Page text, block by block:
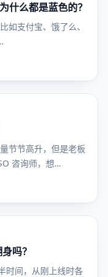
什么都是蓝色的？
如支付宝、饿了么、
节节高升，但是老板
咨询师，想…
吗？
时间，从刚上线时各